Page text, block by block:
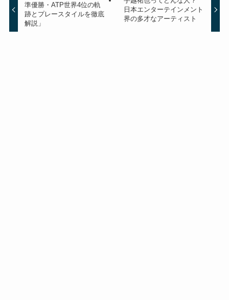
準優勝・ATP世界4位の軌
跡とプレースタイルを徹底
解説」
日本エンターテインメント
界の多才なアーティスト